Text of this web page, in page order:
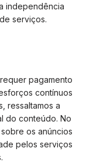
independência
serviços.
pagamento
contínuos
ressaltamos a
do conteúdo. No
os anúncios
pelos serviços